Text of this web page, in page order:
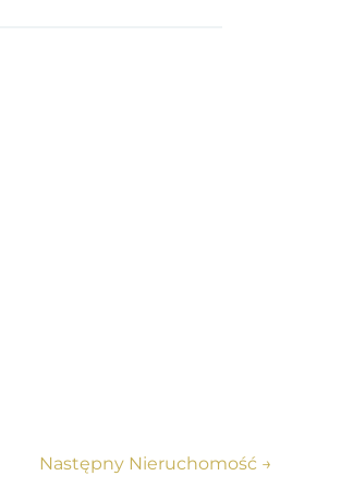
Następny Nieruchomość →